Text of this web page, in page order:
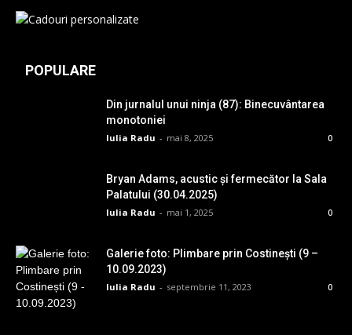
POPULARE
Din jurnalul unui ninja (87): Binecuvântarea
monotoniei
Iulia Radu - mai 8, 2025 0
Bryan Adams, acustic și fermecător la Sala
Palatului (30.04.2025)
Iulia Radu - mai 1, 2025 0
Galerie foto: Plimbare prin Costinești (9 –
10.09.2023)
Iulia Radu - septembrie 11, 2023 0